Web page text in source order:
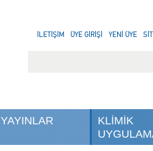
YAYINLAR
KLİMİK
İLETİŞİM ÜYE GİRİŞİ YENİ ÜYE